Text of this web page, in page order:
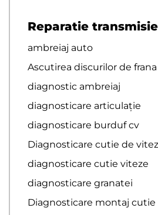
Reparatie transmisie
ambreiaj auto
Ascutirea discurilor de frana
diagnostic ambreiaj
diagnosticare articulație
diagnosticare burduf cv
Diagnosticare cutie de
diagnosticare cutie viteze
diagnosticare granatei
Diagnosticare montaj cutie